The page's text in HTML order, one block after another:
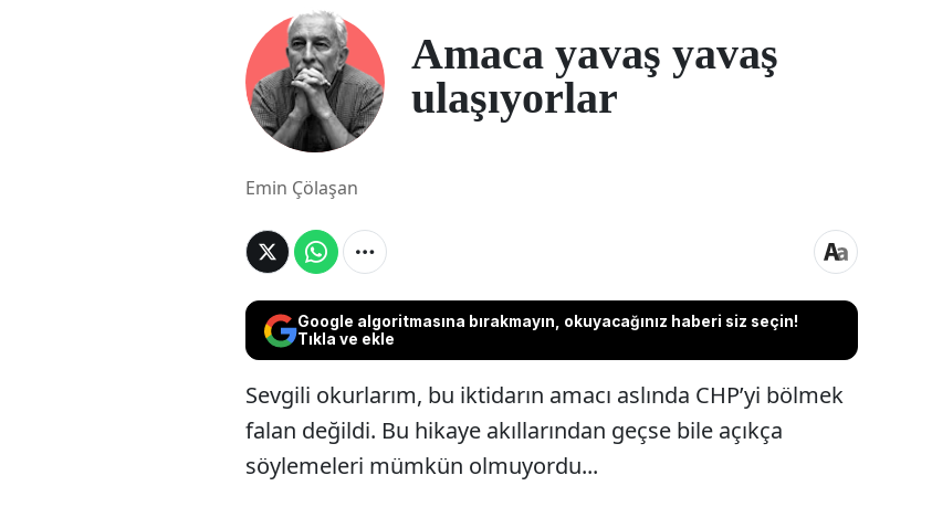
Amaca yavaş yavaş
ulaşıyorlar
Emin Çölaşan
Google algoritmasına bırakmayın, okuyacağınız haberi siz seçin!
Tıkla ve ekle
Sevgili okurlarım, bu iktidarın amacı aslında CHP’yi bölmek
falan değildi. Bu hikaye akıllarından geçse bile açıkça
söylemeleri mümkün olmuyordu...